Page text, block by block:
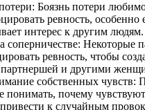
Боязнь потери
ревность, особенно
интерес к другим людям.
соперничестве: Некоторые
ревность, чтобы
и другими
собственных чувств:
понимать, почему
к случайным